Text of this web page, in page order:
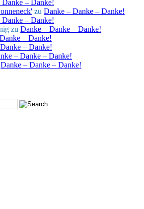
Danke – Danke!
zu Danke – Danke – Danke!
Danke – Danke!
zu Danke – Danke – Danke!
– Danke!
– Danke!
– Danke – Danke!
Danke – Danke – Danke!